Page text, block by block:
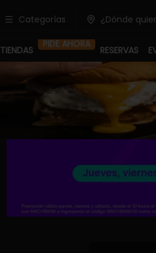
Categorías ¿Dónde
TIENDAS
PIDE AHORA
RESERVAS